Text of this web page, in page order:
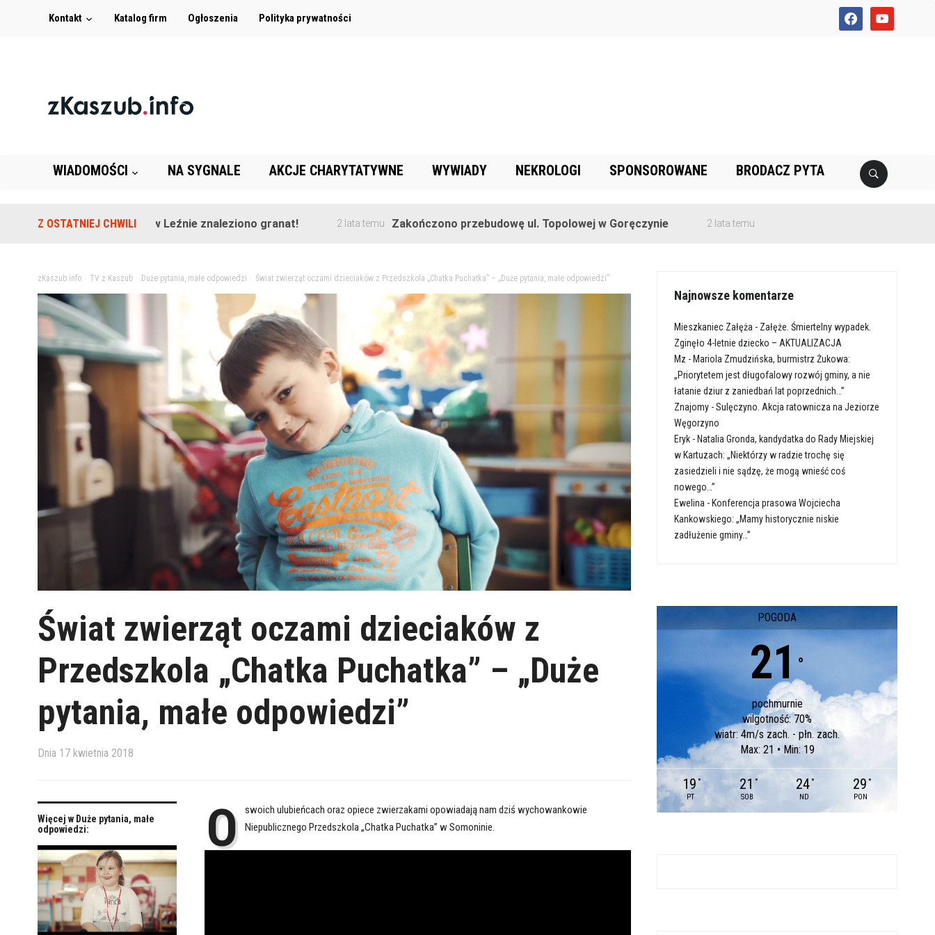
facebookyoutube
Kontakt Katalog firm Ogłoszenia Polityka prywatności
WIADOMOŚCI NA SYGNALE AKCJE CHARYTATYWNE WYWIADY NEKROLOGI SPONSOROWANE BRODACZ PYTA
Z OSTATNIEJ CHWILI
Na terenie szkoły w Leźnie znaleziono granat! 2 lata temu Zakończono przebudowę ul. Topolowej w Goręczynie 2 lata temu
zKaszub.info> TV z Kaszub> Duże pytania, małe odpowiedzi Świat zwierząt oczami dzieciaków z Przedszkola „Chatka Puchatka” – „Duże pytania, małe odpowiedzi”
Świat zwierząt oczami dzieciaków z
Przedszkola „Chatka Puchatka” – „Duże
pytania, małe odpowiedzi”
Dnia 17 kwietnia 2018
Więcej w Duże pytania, małe
odpowiedzi:
O swoich ulubieńcach oraz opiece zwierzakami opowiadają nam dziś wychowankowie
Niepublicznego Przedszkola „Chatka Puchatka” w Somoninie.
Najnowsze komentarze
Mieszkaniec Załęża - Załęże. Śmiertelny wypadek.
Zginęło 4-letnie dziecko – AKTUALIZACJA
Mz - Mariola Zmudzińska, burmistrz Żukowa:
„Priorytetem jest długofalowy rozwój gminy, a nie
łatanie dziur z zaniedbań lat poprzednich…”
Znajomy -Sulęczyno. Akcja ratownicza na Jeziorze
Węgorzyno
Eryk - Natalia Gronda, kandydatka do Rady Miejskiej
w Kartuzach: „Niektórzy w radzie trochę się
zasiedzieli i nie sądzę, że mogą wnieść coś
nowego…”
Ewelina - Konferencja prasowa Wojciecha
Kankowskiego: „Mamy historycznie niskie
zadłużenie gminy…”
POGODA
21 °
pochmurnie
wilgotność: 70%
wiatr: 4m/s zach. - płn. zach.
Max: 21 • Min: 19
19 °
PT
21 °
SOB
24 °
ND
29 °
PON